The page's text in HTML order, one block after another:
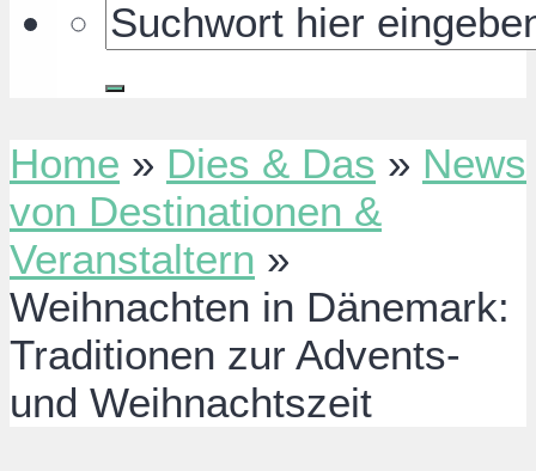
Home » Dies & Das » News
von Destinationen &
Veranstaltern »
Weihnachten in Dänemark:
Traditionen zur Advents-
und Weihnachtszeit